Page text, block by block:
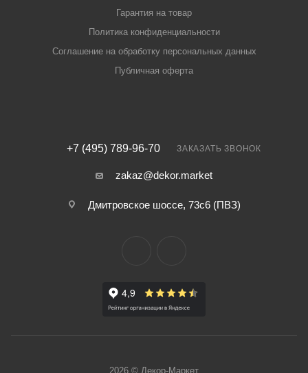
Гарантия на товар
Политика конфиденциальности
Соглашение на обработку персональных данных
Публичная оферта
+7 (495) 789-96-70 ЗАКАЗАТЬ ЗВОНОК
zakaz@dekor.market
Дмитровское шоссе, 73с6 (ПВЗ)
2026 © Декор-Маркет